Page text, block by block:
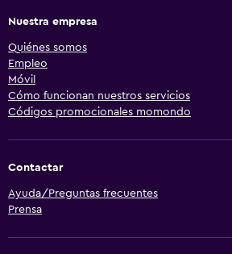
Nuestra empresa
Quiénes somos
Empleo
Móvil
Cómo funcionan nuestros servicios
Códigos promocionales momondo
Contactar
Ayuda/Preguntas frecuentes
Prensa